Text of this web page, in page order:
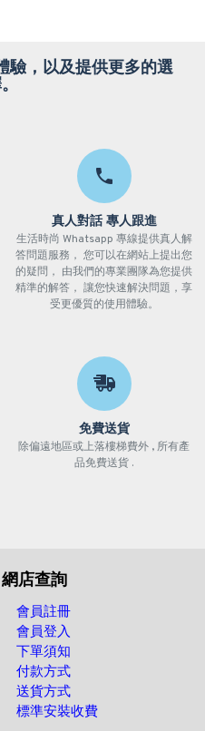
驗，以及提供更多的選
真人對話 專人跟進
生活時尚 Whatsapp 專線提供真人解
答問題服務， 您可以在網站上提出您
的疑問， 由我們的專業團隊為您提供
精準的解答， 讓您快速解決問題，享
受更優質的使用體驗。
免費送貨
除偏遠地區或上落樓梯費外 , 所有產
品免費送貨 .
網店查詢
會員註冊
會員登入
下單須知
付款方式
送貨方式
標準安裝收費